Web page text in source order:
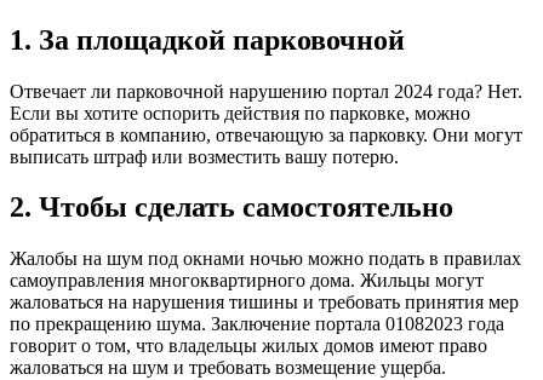
1. За площадкой парковочной
Отвечает ли парковочной нарушению портал 2024 года? Нет.
Если вы хотите оспорить действия по парковке, можно
обратиться в компанию, отвечающую за парковку. Они могут
выписать штраф или возместить вашу потерю.
2. Чтобы сделать самостоятельно
Жалобы на шум под окнами ночью можно подать в правилах
самоуправления многоквартирного дома. Жильцы могут
жаловаться на нарушения тишины и требовать принятия мер
по прекращению шума. Заключение портала 01082023 года
говорит о том, что владельцы жилых домов имеют право
жаловаться на шум и требовать возмещение ущерба.